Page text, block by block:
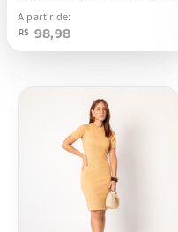
A partir de:
R$ 98,98